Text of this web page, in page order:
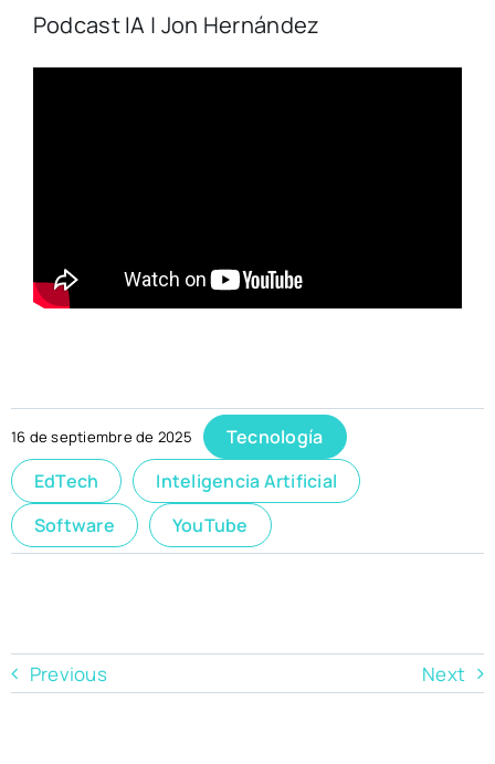
Podcast IA | Jon Hernández
16 de septiembre de 2025
Tecnología
EdTech
Inteligencia Artificial
Software
YouTube
Previous Next